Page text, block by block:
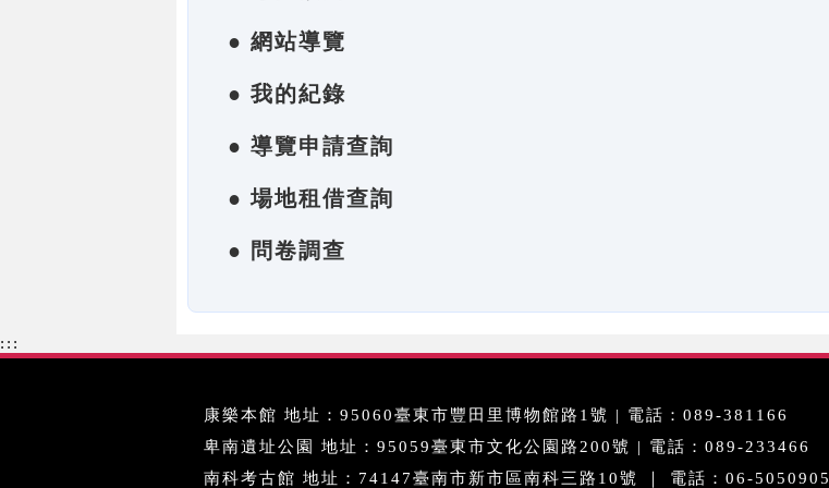
● 網站導覽
● 我的紀錄
● 導覽申請查詢
● 場地租借查詢
● 問卷調查
:::
康樂本館 地址：95060臺東市豐田里博物館路1號 | 電話：089-381166
卑南遺址公園 地址：95059臺東市文化公園路200號 | 電話：089-233466
南科考古館 地址：74147臺南市新市區南科三路10號 ｜ 電話：06-5050905